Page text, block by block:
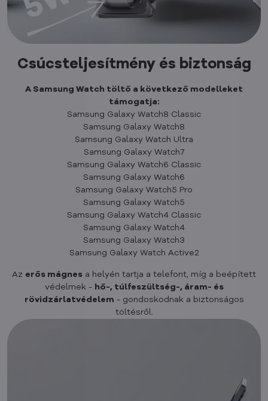
Csúcsteljesítmény és biztonság
A Samsung Watch töltő a következő modelleket
támogatja:
Samsung Galaxy Watch8 Classic
Samsung Galaxy Watch8
Samsung Galaxy Watch Ultra
Samsung Galaxy Watch7
Samsung Galaxy Watch6 Classic
Samsung Galaxy Watch6
Samsung Galaxy Watch5 Pro
Samsung Galaxy Watch5
Samsung Galaxy Watch4 Classic
Samsung Galaxy Watch4
Samsung Galaxy Watch3
Samsung Galaxy Watch Active2
Az erős mágnes a helyén tartja a telefont, míg a beépített
védelmek - hő-, túlfeszültség-, áram- és
rövidzárlatvédelem - gondoskodnak a biztonságos
töltésről.